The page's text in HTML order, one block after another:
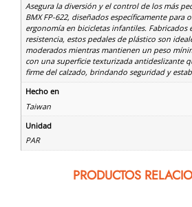
Asegura la diversión y el control de los más
BMX FP-622, diseñados específicamente para
ergonomía en bicicletas infantiles. Fabricados
resistencia, estos pedales de plástico son
moderados mientras mantienen un peso
con una superficie texturizada antideslizante
firme del calzado, brindando seguridad y
Hecho en
Taiwan
Unidad
PAR
PRODUCTOS